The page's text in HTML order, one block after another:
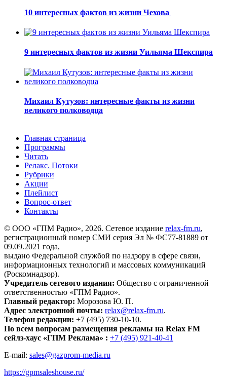
10 интересных фактов из жизни Чехова
9 интересных фактов из жизни Уильяма Шекспира
Михаил Кутузов: интересные факты из жизни
великого полководца
Главная страница
Программы
Читать
Релакс. Потоки
Рубрики
Акции
Плейлист
Вопрос-ответ
Контакты
© ООО «ГПМ Радио», 2026. Сетевое издание relax-fm.ru,
регистрационный номер СМИ серия Эл № ФС77-81889 от
09.09.2021 года,
выдано Федеральной службой по надзору в сфере связи,
информационных технологий и массовых коммуникаций
(Роскомнадзор).
Учредитель сетевого издания: Общество с ограниченной
ответственностью «ГПМ Радио».
Главный редактор: Морозова Ю. П.
Адрес электронной почты: relax@relax-fm.ru.
Телефон редакции: +7 (495) 730-10-10.
По всем вопросам размещения рекламы на Relax FM
сейлз-хаус «ГПМ Реклама» : +7 (495) 921-40-41
E-mail: sales@gazprom-media.ru
https://gpmsaleshouse.ru/